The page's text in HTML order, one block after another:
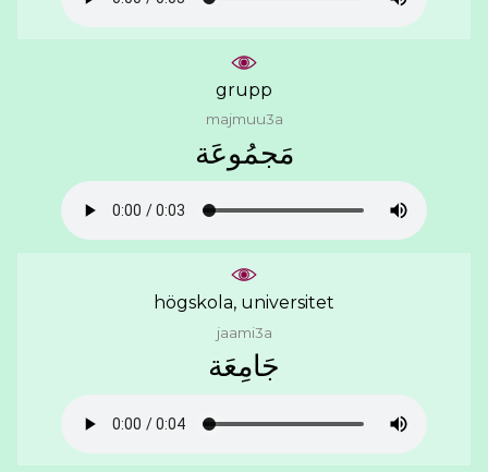
grupp
majmuu3a
ﻣَﺠﻤُﻮﻋَﺔ
högskola, universitet
jaami3a
ﺟَﺎﻣِﻌَﺔ